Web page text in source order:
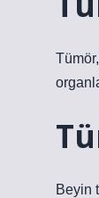
Beyin